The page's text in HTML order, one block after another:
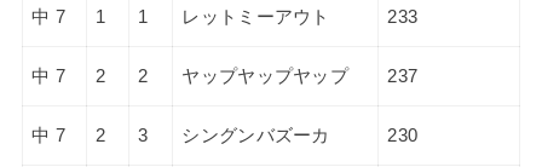
中 7 1 1 レットミーアウト 233
中 7 2 2 ヤップヤップヤップ 237
中 7 2 3 シングンバズーカ 230